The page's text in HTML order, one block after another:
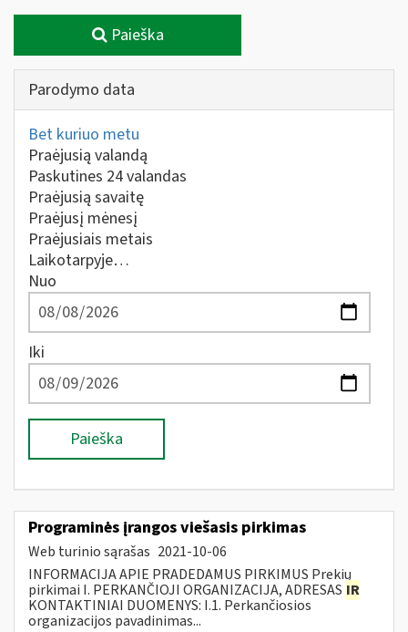
Paieška
Parodymo data
Bet kuriuo metu
Praėjusią valandą
Paskutines 24 valandas
Praėjusią savaitę
Praėjusį mėnesį
Praėjusiais metais
Laikotarpyje…
Nuo
Iki
Paieška
Programinės įrangos viešasis pirkimas
Web turinio sąrašas 2021-10-06
INFORMACIJA APIE PRADEDAMUS PIRKIMUS Prekių
pirkimai I. PERKANČIOJI ORGANIZACIJA, ADRESAS IR
KONTAKTINIAI DUOMENYS: I.1. Perkančiosios
organizacijos pavadinimas...